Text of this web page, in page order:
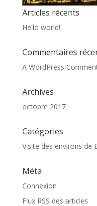
Articles récents
Hello world!
Commentaires
A WordPress
Archives
octobre 2017
Catégories
Visite des environs de
Méta
Connexion
Flux RSS des articles